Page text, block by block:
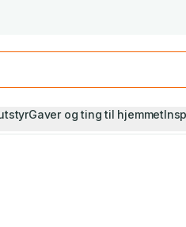
Gaver og ting til hjemmet